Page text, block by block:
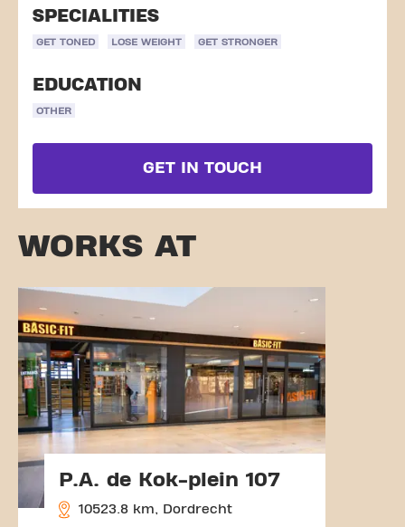
SPECIALITIES
GET TONED LOSE WEIGHT GET STRONGER
EDUCATION
OTHER
GET IN TOUCH
WORKS AT
P.A. de Kok-plein 107
10523.8 km, Dordrecht